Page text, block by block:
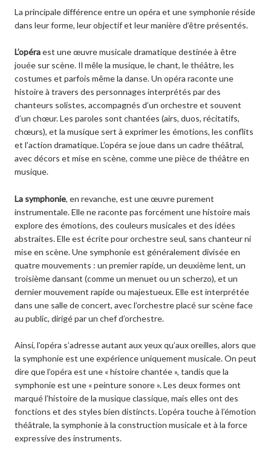
La principale différence entre un opéra et une symphonie réside
dans leur forme, leur objectif et leur manière d’être présentés.
L’opéraest une œuvre musicale dramatique destinée à être
jouée sur scène. Il mêle la musique, le chant, le théâtre, les
costumes et parfois même la danse. Un opéra raconte une
histoire à travers des personnages interprétés par des
chanteurs solistes, accompagnés d’un orchestre et souvent
d’un chœur. Les paroles sont chantées (airs, duos, récitatifs,
chœurs), et la musique sert à exprimer les émotions, les conflits
et l’action dramatique. L’opéra se joue dans un cadre théâtral,
avec décors et mise en scène, comme une pièce de théâtre en
musique.
La symphonie, en revanche, est une œuvre purement
instrumentale. Elle ne raconte pas forcément une histoire mais
explore des émotions, des couleurs musicales et des idées
abstraites. Elle est écrite pour orchestre seul, sans chanteur ni
mise en scène. Une symphonie est généralement divisée en
quatre mouvements : un premier rapide, un deuxième lent, un
troisième dansant (comme un menuet ou un scherzo), et un
dernier mouvement rapide ou majestueux. Elle est interprétée
dans une salle de concert, avec l’orchestre placé sur scène face
au public, dirigé par un chef d’orchestre.
Ainsi, l’opéra s’adresse autant aux yeux qu’aux oreilles, alors que
la symphonie est une expérience uniquement musicale. On peut
dire que l’opéra est une « histoire chantée », tandis que la
symphonie est une « peinture sonore ». Les deux formes ont
marqué l’histoire de la musique classique, mais elles ont des
fonctions et des styles bien distincts. L’opéra touche à l’émotion
théâtrale, la symphonie à la construction musicale et à la force
expressive des instruments.